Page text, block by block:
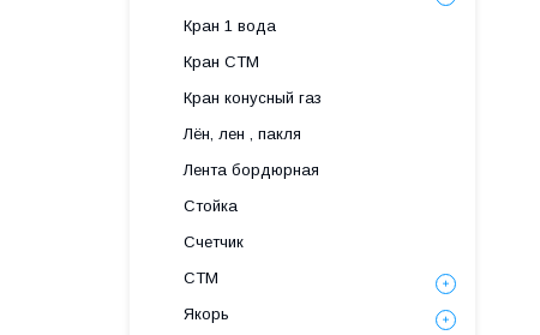
Кран 1 вода
Кран СТМ
Кран конусный газ
Лён, лен , пакля
Лента бордюрная
Стойка
Счетчик
СТМ
Якорь